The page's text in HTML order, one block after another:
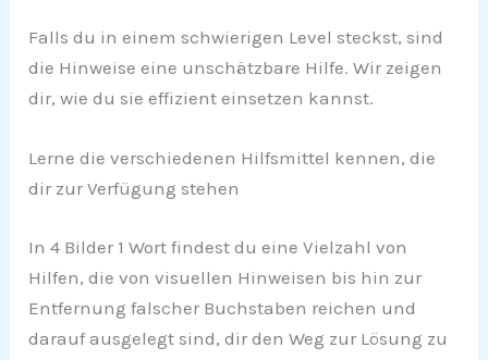
Falls du in einem schwierigen Level steckst, sind
die Hinweise eine unschätzbare Hilfe. Wir zeigen
dir, wie du sie effizient einsetzen kannst.
Lerne die verschiedenen Hilfsmittel kennen, die
dir zur Verfügung stehen
In 4 Bilder 1 Wort findest du eine Vielzahl von
Hilfen, die von visuellen Hinweisen bis hin zur
Entfernung falscher Buchstaben reichen und
darauf ausgelegt sind, dir den Weg zur Lösung zu